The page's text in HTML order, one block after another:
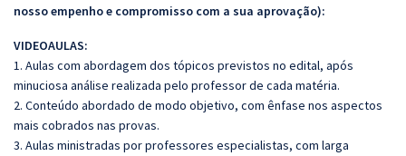
nosso empenho e compromisso com a sua aprovação):
VIDEOAULAS:
1. Aulas com abordagem dos tópicos previstos no edital, após
minuciosa análise realizada pelo professor de cada matéria.
2. Conteúdo abordado de modo objetivo, com ênfase nos aspectos
mais cobrados nas provas.
3. Aulas ministradas por professores especialistas, com larga